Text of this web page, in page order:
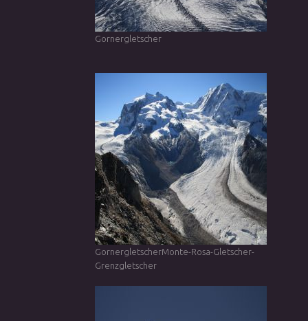
Gornergletscher
GornergletscherMonte-Rosa-Gletscher-
Grenzgletscher